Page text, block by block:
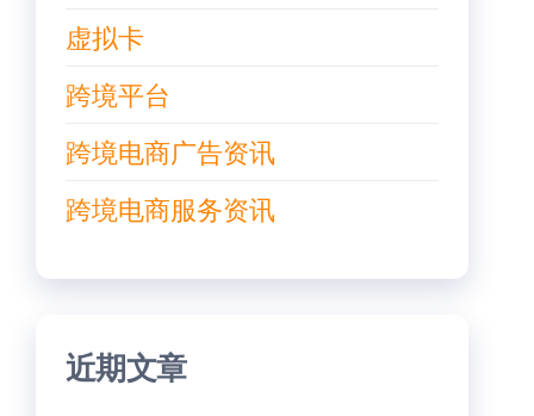
虚拟卡
跨境平台
跨境电商广告资讯
跨境电商服务资讯
近期文章